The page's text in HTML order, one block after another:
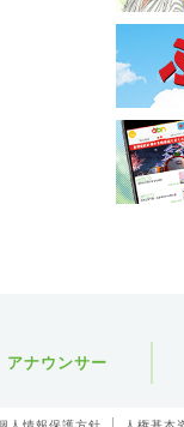
アナウンサー